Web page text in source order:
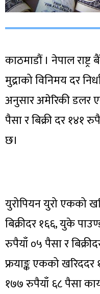
काठमाडौं । नेपाल
मुद्राको विनिमय दर
अनुसार अमेरिकी डलर
पैसा र बिक्री दर १४१
छ।
युरोपियन युरो एकको
बिक्रीदर १६६, युके
रुपैयाँ ०५ पैसा र
फ्रयाङ्क एकको खरिददर
१७७ रुपैयाँ ६८ पैसा